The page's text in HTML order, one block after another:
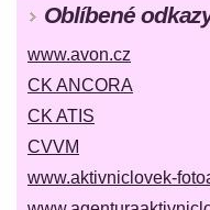
Oblíbené
www.avon.cz
CK ANCORA
CK ATIS
CVVM
www.aktivniclovek-